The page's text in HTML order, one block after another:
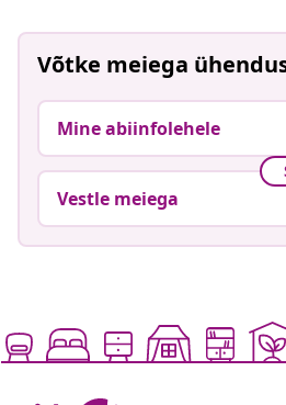
Võtke meiega
Mine abiinfolehele
Vestle meiega